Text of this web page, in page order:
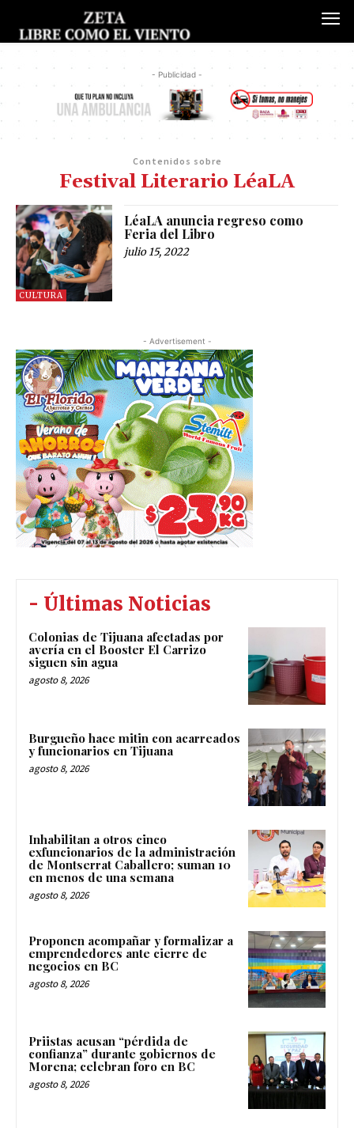
- Publicidad -
Contenidos sobre
Festival Literario LéaLA
CULTURA
LéaLA anuncia regreso como
Feria del Libro
julio 15, 2022
- Advertisement -
- Últimas Noticias
Colonias de Tijuana afectadas por
avería en el Booster El Carrizo
siguen sin agua
agosto 8, 2026
Burgueño hace mitin con acarreados
y funcionarios en Tijuana
agosto 8, 2026
Inhabilitan a otros cinco
exfuncionarios de la administración
de Montserrat Caballero; suman 10
en menos de una semana
agosto 8, 2026
Proponen acompañar y formalizar a
emprendedores ante cierre de
negocios en BC
agosto 8, 2026
Priistas acusan “pérdida de
confianza” durante gobiernos de
Morena; celebran foro en BC
agosto 8, 2026